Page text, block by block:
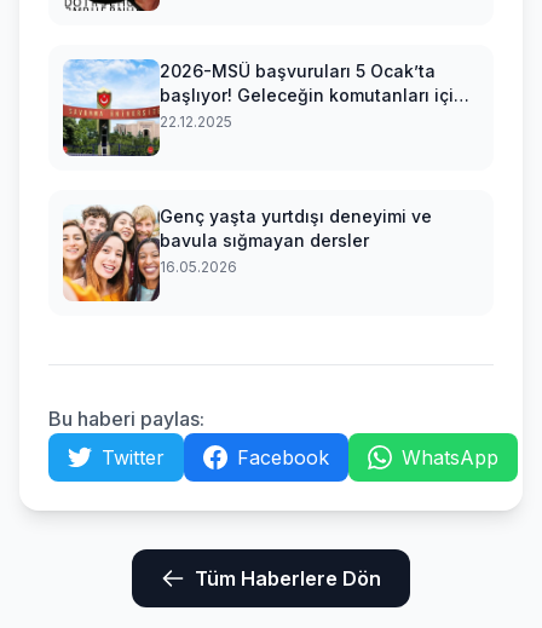
2026-MSÜ başvuruları 5 Ocak’ta
başlıyor! Geleceğin komutanları için
geri sayım
22.12.2025
Genç yaşta yurtdışı deneyimi ve
bavula sığmayan dersler
16.05.2026
Bu haberi paylas:
Twitter
Facebook WhatsApp
Tüm Haberlere Dön